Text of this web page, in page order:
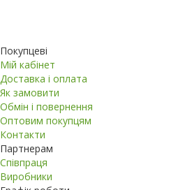
Покупцеві
Мій кабінет
Доставка і оплата
Як замовити
Обмін і повернення
Оптовим покупцям
Контакти
Партнерам
Співпраця
Виробники